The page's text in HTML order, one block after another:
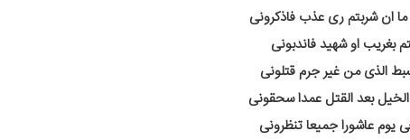
ان شربتم ری عذب فاذکرونى
بغریب او شهید فاندبونى
الذى من غیر جرم قتلونى
بعد القتل عمدا سحقونى
یوم عاشورا جمیعا تنظرونى